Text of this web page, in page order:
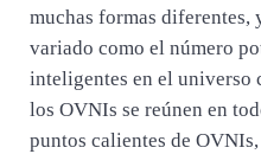
muchas formas diferentes,
variado como el número
inteligentes en el universo
los OVNIs se reúnen en
puntos calientes de